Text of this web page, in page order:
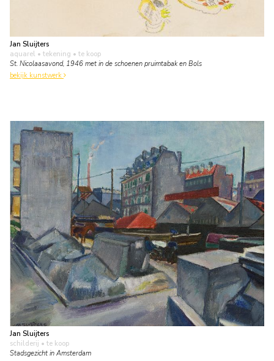
Jan Sluijters
aquarel • tekening • te koop
St. Nicolaasavond, 1946 met in de schoenen pruimtabak en Bols
bekijk kunstwerk
Jan Sluijters
schilderij • te koop
Stadsgezicht in Amsterdam